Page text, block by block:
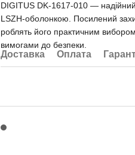
DIGITUS DK-1617-010 —
LSZH-оболонкою. Посилений
роблять його практичним
вимогами до безпеки.
Доставка Оплата